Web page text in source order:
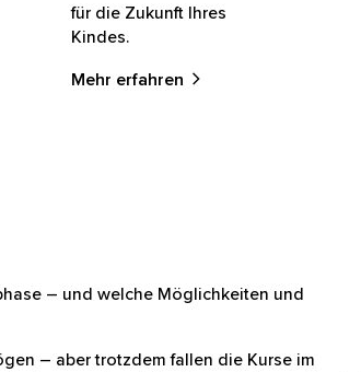
Grundstein für die
Zukunft Ihres
– und welche Möglichkeiten und
– aber trotzdem fallen die Kurse im